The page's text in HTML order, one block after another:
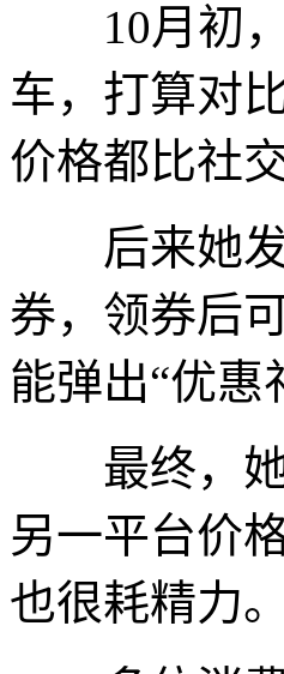
10月初，
车，打算对
价格都比社
后来她发
券，领券后
能弹出“优惠
最终，她
另一平台价
也很耗精力